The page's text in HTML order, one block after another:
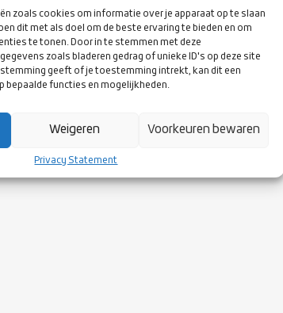
zoals cookies om informatie over je apparaat op te slaan
dit met als doel om de beste ervaring te bieden en om
te tonen. Door in te stemmen met deze
zoals bladeren gedrag of unieke ID's op deze site
geeft of je toestemming intrekt, kan dit een
bepaalde functies en mogelijkheden.
Weigeren Voorkeuren bewaren
Privacy Statement